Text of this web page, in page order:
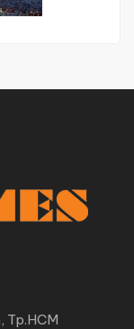
Tp.HCM